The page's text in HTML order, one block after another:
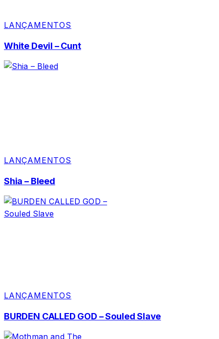
LANÇAMENTOS
White Devil – Cunt
LANÇAMENTOS
Shia – Bleed
LANÇAMENTOS
BURDEN CALLED GOD – Souled Slave